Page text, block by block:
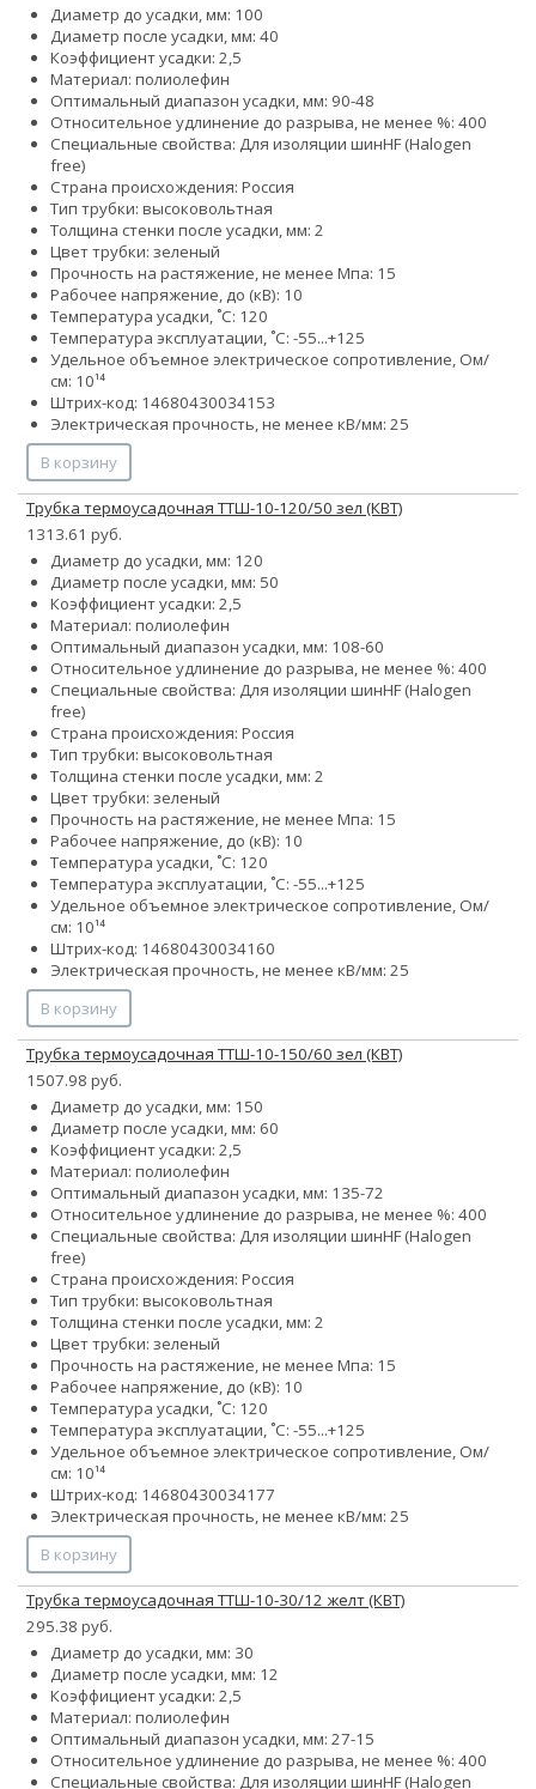
Диаметр до усадки, мм: 100
Диаметр после усадки, мм: 40
Коэффициент усадки: 2,5
Материал: полиолефин
Оптимальный диапазон усадки, мм: 90-48
Относительное удлинение до разрыва, не менее %: 400
Специальные свойства: Для изоляции шинHF (Halogen
free)
Страна происхождения: Россия
Тип трубки: высоковольтная
Толщина стенки после усадки, мм: 2
Цвет трубки: зеленый
Прочность на растяжение, не менее Мпа: 15
Рабочее напряжение, до (кВ): 10
Температура усадки, ˚С: 120
Температура эксплуатации, ˚С: -55...+125
Удельное объемное электрическое сопротивление, Ом/
см: 10¹⁴
Штрих-код: 14680430034153
Электрическая прочность, не менее кВ/мм: 25
В корзину
Трубка термоусадочная ТТШ-10-120/50 зел (КВТ)
1313.61 руб.
Диаметр до усадки, мм: 120
Диаметр после усадки, мм: 50
Коэффициент усадки: 2,5
Материал: полиолефин
Оптимальный диапазон усадки, мм: 108-60
Относительное удлинение до разрыва, не менее %: 400
Специальные свойства: Для изоляции шинHF (Halogen
free)
Страна происхождения: Россия
Тип трубки: высоковольтная
Толщина стенки после усадки, мм: 2
Цвет трубки: зеленый
Прочность на растяжение, не менее Мпа: 15
Рабочее напряжение, до (кВ): 10
Температура усадки, ˚С: 120
Температура эксплуатации, ˚С: -55...+125
Удельное объемное электрическое сопротивление, Ом/
см: 10¹⁴
Штрих-код: 14680430034160
Электрическая прочность, не менее кВ/мм: 25
В корзину
Трубка термоусадочная ТТШ-10-150/60 зел (КВТ)
1507.98 руб.
Диаметр до усадки, мм: 150
Диаметр после усадки, мм: 60
Коэффициент усадки: 2,5
Материал: полиолефин
Оптимальный диапазон усадки, мм: 135-72
Относительное удлинение до разрыва, не менее %: 400
Специальные свойства: Для изоляции шинHF (Halogen
free)
Страна происхождения: Россия
Тип трубки: высоковольтная
Толщина стенки после усадки, мм: 2
Цвет трубки: зеленый
Прочность на растяжение, не менее Мпа: 15
Рабочее напряжение, до (кВ): 10
Температура усадки, ˚С: 120
Температура эксплуатации, ˚С: -55...+125
Удельное объемное электрическое сопротивление, Ом/
см: 10¹⁴
Штрих-код: 14680430034177
Электрическая прочность, не менее кВ/мм: 25
В корзину
Трубка термоусадочная ТТШ-10-30/12 желт (КВТ)
295.38 руб.
Диаметр до усадки, мм: 30
Диаметр после усадки, мм: 12
Коэффициент усадки: 2,5
Материал: полиолефин
Оптимальный диапазон усадки, мм: 27-15
Относительное удлинение до разрыва, не менее %: 400
Специальные свойства: Для изоляции шинHF (Halogen